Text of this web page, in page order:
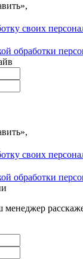
своих
обработки
своих
обработки
менеджер